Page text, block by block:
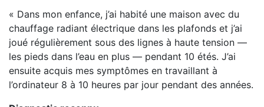
« Dans mon enfance, j’ai habité une maison avec du
chauffage radiant électrique dans les plafonds et j’ai
joué régulièrement sous des lignes à haute tension —
les pieds dans l’eau en plus — pendant 10 étés. J’ai
ensuite acquis mes symptômes en travaillant à
l’ordinateur 8 à 10 heures par jour pendant des années.